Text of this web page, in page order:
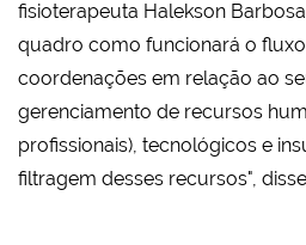
fisioterapeuta Halekson
quadro como funcionará o
coordenações em relação ao
gerenciamento de recursos
profissionais), tecnológicos e
filtragem desses recursos",